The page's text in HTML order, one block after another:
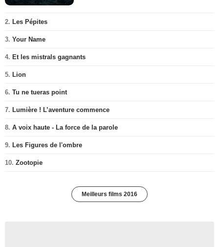
2. Les Pépites
3. Your Name
4. Et les mistrals gagnants
5. Lion
6. Tu ne tueras point
7. Lumière ! L’aventure commence
8. A voix haute - La force de la parole
9. Les Figures de l'ombre
10. Zootopie
Meilleurs films 2016